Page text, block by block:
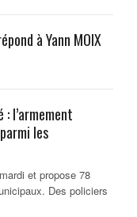
à Yann MOIX
l’armement
les
et propose 78
Des policiers